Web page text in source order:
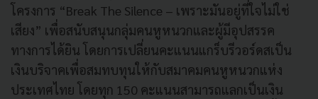
โครงการ “Break The Silence – เพราะมันอยู่ที่ใจไม่ใช่
เสียง” เพื่อสนับสนุนกลุ่มคนหูหนวกและผู้มีอุปสรรค
ทางการได้ยิน โดยการเปลี่ยนคะแนนแกร็บรีวอร์ดสเป็น
เงินบริจาคเพื่อสมทบทุนให้กับสมาคมคนหูหนวกแห่ง
ประเทศไทย โดยทุก 150 คะแนนสามารถแลกเป็นเงิน